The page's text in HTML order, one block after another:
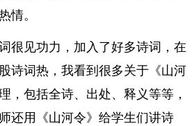
情。
见功力，加入了好多诗词，在
诗词热，我看到很多关于《山河
，包括全诗、出处、释义等等，
还用《山河令》给学生们讲诗